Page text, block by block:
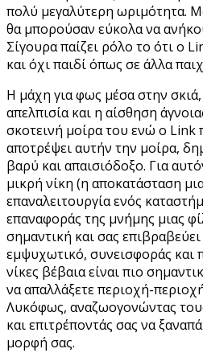
πολύ μεγαλύτερη ωριμότητα.
θα μπορούσαν εύκολα να
Σίγουρα παίζει ρόλο το ότι ο
και όχι παιδί όπως σε άλλα
Η μάχη για φως μέσα στην
απελπισία και η αίσθηση
σκοτεινή μοίρα του ενώ ο Link
αποτρέψει αυτήν την μοίρα,
βαρύ και απαισιόδοξο. Για
μικρή νίκη (η αποκατάσταση
επαναλειτουργία ενός
επαναφοράς της μνήμης μιας
σημαντική και σας
εμψυχωτικό, συνεισφοράς και
νίκες βέβαια είναι πιο
να απαλλάξετε περιοχή-
Λυκόφως, αναζωογονώντας
και επιτρέποντάς σας να
μορφή σας.